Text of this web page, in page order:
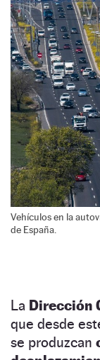
Vehículos en la
de España.
La Dirección
que desde
se produzcan